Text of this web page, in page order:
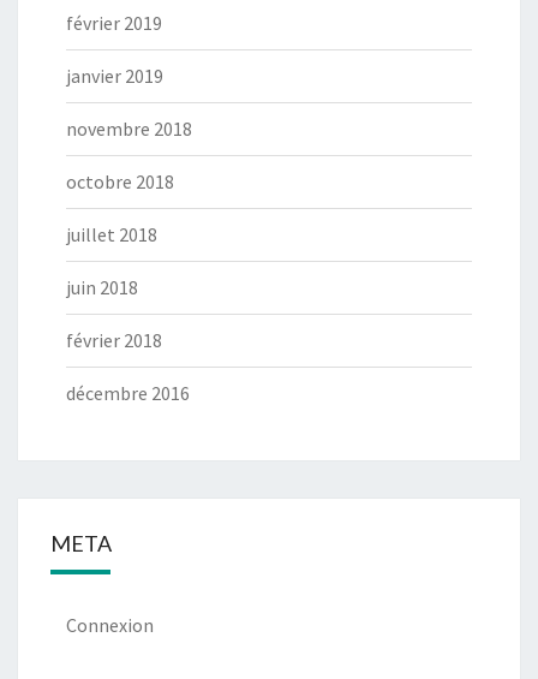
février 2019
janvier 2019
novembre 2018
octobre 2018
juillet 2018
juin 2018
février 2018
décembre 2016
META
Connexion